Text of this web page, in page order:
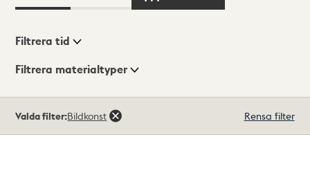
Visningsläge
Filtrera tid
Filtrera materialtyper
träffar
Valda filter:Bildkonst Rensa filter